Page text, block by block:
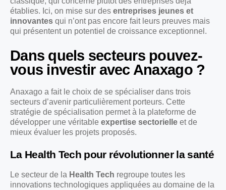
établies. Ici, on mise sur des entreprises jeunes et
innovantes qui n’ont pas encore fait leurs preuves mais
qui présentent un potentiel de croissance exceptionnel.
Dans quels secteurs pouvez-
vous investir avec Anaxago ?
Anaxago a fait le choix de se spécialiser dans trois
secteurs d’avenir particulièrement porteurs. Cette
stratégie de spécialisation permet à la plateforme de
développer une véritable expertise sectorielle et de
mieux évaluer les projets proposés.
La Health Tech pour révolutionner la santé
Le secteur de la Health Tech regroupe toutes les
innovations technologiques appliquées au domaine de la